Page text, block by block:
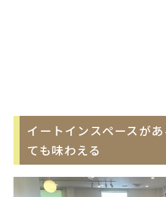
イートインスペースが
ても味わえる